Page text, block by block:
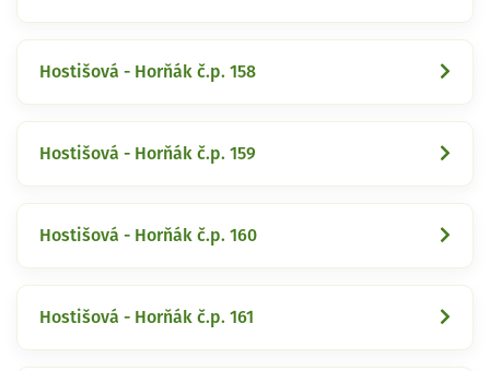
Hostišová - Horňák č.p. 158
Hostišová - Horňák č.p. 159
Hostišová - Horňák č.p. 160
Hostišová - Horňák č.p. 161